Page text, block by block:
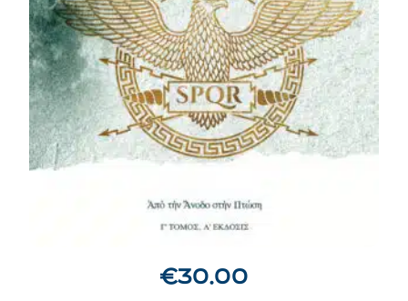
€30.00